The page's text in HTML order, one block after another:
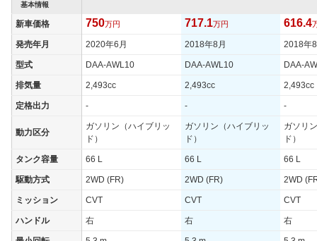
基本情報
新車価格 750万円 717.1万円 616.4
発売年月 2020年6月 2018年8月 2018年
型式 DAA-AWL10 DAA-AWL10 DAA-
排気量 2,493cc 2,493cc 2,493cc
定格出力 - - -
動力区分
ガソリン（ハイブリッ
ド）
ガソリン（ハイブリッ
ド）
ガソリ
ド）
タンク容量 66 L 66 L 66 L
駆動方式 2WD (FR) 2WD (FR) 2WD
ミッション CVT CVT CVT
ハンドル 右 右 右